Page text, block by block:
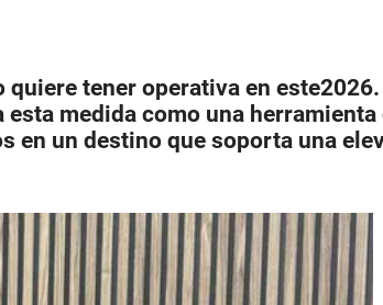
tener operativa en
medida como una herramienta
un destino que soporta una